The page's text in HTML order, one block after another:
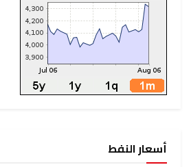
أسعار النفط